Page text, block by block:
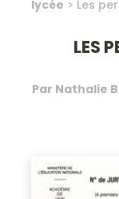
lycée > Les
LES
Par Nathalie